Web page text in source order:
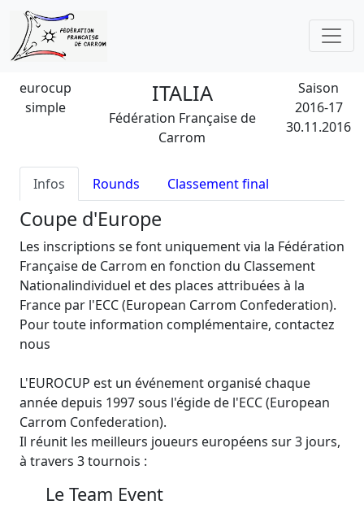
eurocup
simple
ITALIA
Fédération Française de
Carrom
Saison
2016-17
30.11.2016
Infos Rounds Classement final
Coupe d'Europe
Les inscriptions se font uniquement via la Fédération
Française de Carrom en fonction du Classement
Nationalindividuel et des places attribuées à la
France par l'ECC (European Carrom Confederation).
Pour toute information complémentaire, contactez
nous
L'EUROCUP est un événement organisé chaque
année depuis 1997 sous l'égide de l'ECC (European
Carrom Confederation).
Il réunit les meilleurs joueurs européens sur 3 jours,
à travers 3 tournois :
Le Team Event